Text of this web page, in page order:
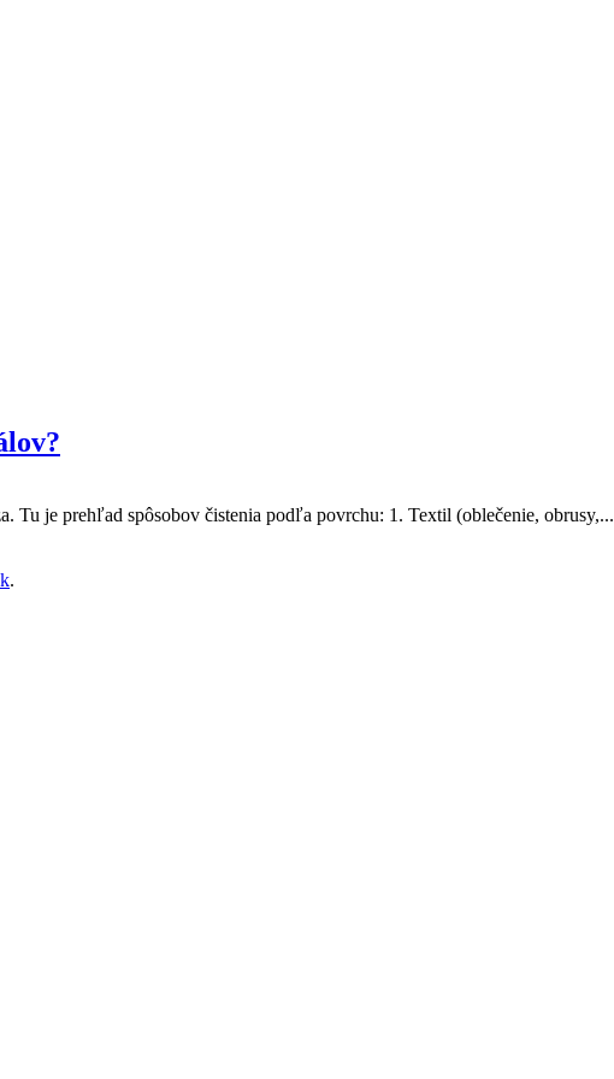
Tu je prehľad spôsobov čistenia podľa povrchu: 1. Textil (oblečenie, obrusy,...
.